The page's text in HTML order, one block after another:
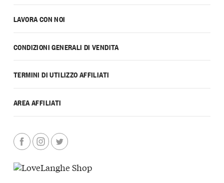
LAVORA CON NOI
CONDIZIONI GENERALI DI VENDITA
TERMINI DI UTILIZZO AFFILIATI
AREA AFFILIATI